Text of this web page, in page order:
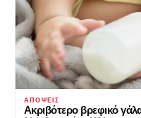
ΑΠΌΨΕΙΣ
Ακριβότερο βρεφικό